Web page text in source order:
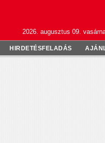
2026. augusztus 09.
HIRDETÉSFELADÁS